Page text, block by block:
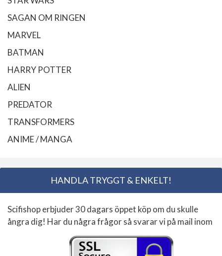
SAGAN OM RINGEN
MARVEL
BATMAN
HARRY POTTER
ALIEN
PREDATOR
TRANSFORMERS
ANIME / MANGA
HANDLA TRYGGT & ENKELT!
Scifishop erbjuder 30 dagars öppet köp om du skulle
ångra dig! Har du några frågor så svarar vi på mail inom